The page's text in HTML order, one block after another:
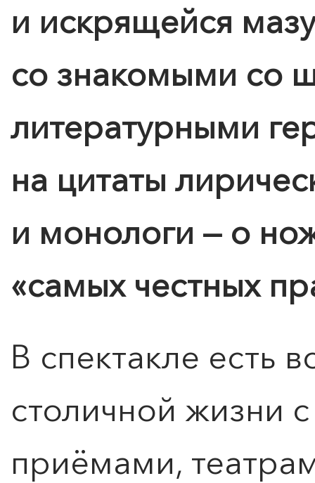
и искрящейся
со знакомыми со
литературными
на цитаты
и монологи — о
«самых честных
В спектакле есть
столичной жизни
приёмами,